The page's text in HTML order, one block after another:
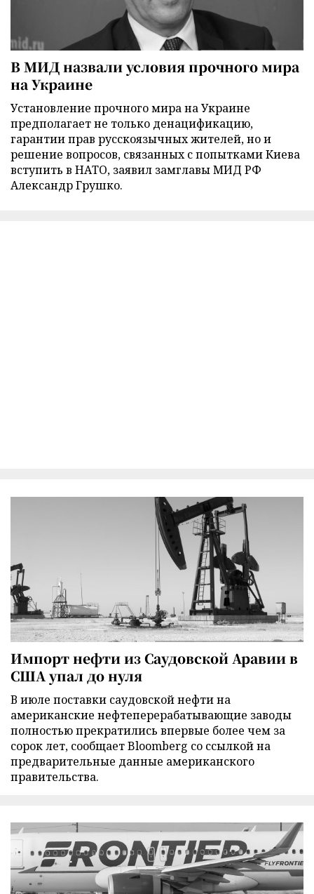
В МИД назвали условия прочного мира
на Украине
Установление прочного мира на Украине
предполагает не только денацификацию,
гарантии прав русскоязычных жителей, но и
решение вопросов, связанных с попытками Киева
вступить в НАТО, заявил замглавы МИД РФ
Александр Грушко.
Импорт нефти из Саудовской Аравии в
США упал до нуля
В июле поставки саудовской нефти на
американские нефтеперерабатывающие заводы
полностью прекратились впервые более чем за
сорок лет, сообщает Bloomberg со ссылкой на
предварительные данные американского
правительства.